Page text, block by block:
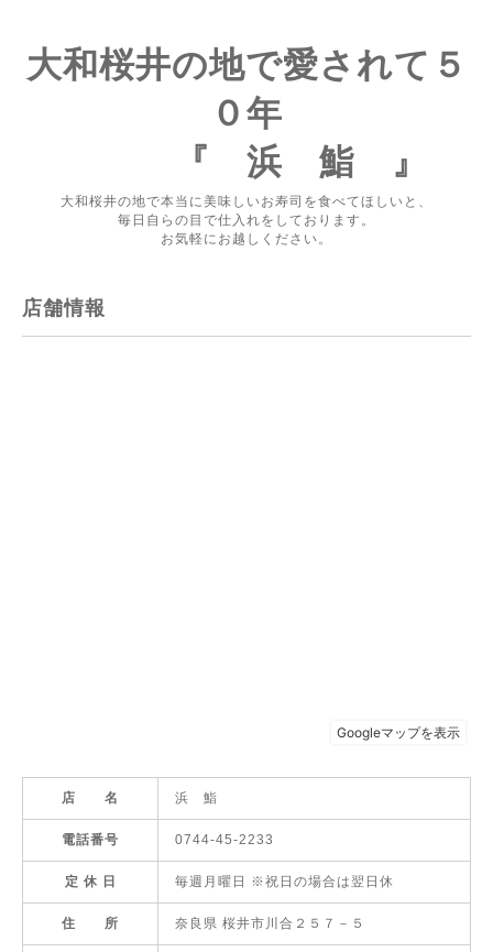
大和桜井の地で愛されて５
０年
『 浜 鮨 』
大和桜井の地で本当に美味しいお寿司を食べてほしいと、
毎日自らの目で仕入れをしております。
お気軽にお越しください。
店舗情報
店 名 浜 鮨
電話番号 0744-45-2233
定 休 日 毎週月曜日 ※祝日の場合は翌日休
住 所 奈良県 桜井市川合２５７－５